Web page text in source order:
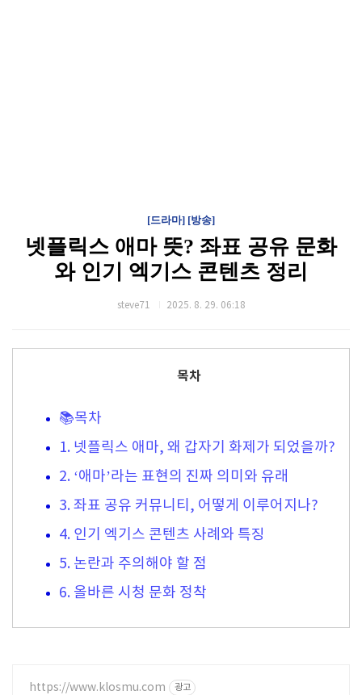
[드라마] [방송]
넷플릭스 애마 뜻? 좌표 공유 문화
와 인기 엑기스 콘텐츠 정리
steve71 2025. 8. 29. 06:18
목차
📚목차
1. 넷플릭스 애마, 왜 갑자기 화제가 되었을까?
2. ‘애마’라는 표현의 진짜 의미와 유래
3. 좌표 공유 커뮤니티, 어떻게 이루어지나?
4. 인기 엑기스 콘텐츠 사례와 특징
5. 논란과 주의해야 할 점
6. 올바른 시청 문화 정착
https://www.klosmu.com 광고